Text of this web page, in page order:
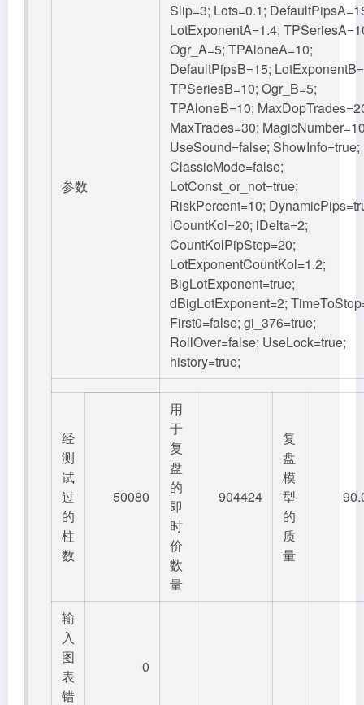
参数
Slip=3; Lots=0.1;
LotExponentA=1.4;
Ogr_A=5; TPAloneA=10;
DefaultPipsB=15;
TPSeriesB=10; Ogr_B=5;
TPAloneB=10;
MaxTrades=30;
UseSound=false; ShowInfo=true;
ClassicMode=false;
LotConst_or_not=true;
RiskPercent=10;
iCountKol=20; iDelta=2;
CountKolPipStep=20;
LotExponentCountKol=1.2;
BigLotExponent=true;
dBigLotExponent=2;
First0=false; gi_376=true;
RollOver=false; UseLock=true;
history=true;
经
测
试
过
的
柱
数
50080
用
于
复
盘
的
即
时
价
数
量
904424
复
盘
模
型
的
质
量
输
入
图
表
错
0